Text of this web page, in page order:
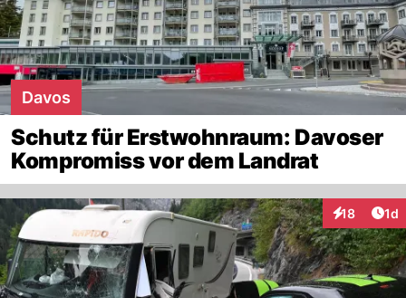
Davos
Schutz für Erstwohnraum: Davoser
Kompromiss vor dem Landrat
18 1d